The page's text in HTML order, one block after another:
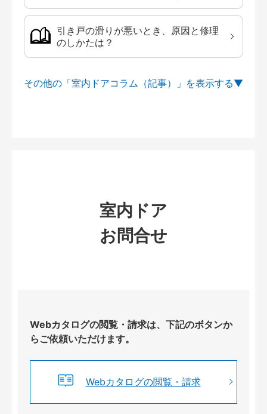
引き戸の滑りが悪いとき、原因と修理
のしかたは？
その他の「室内ドアコラム（記事）」を
室内ドア
お問合せ
Webカタログの閲覧・請求は、下記のボタンか
らご依頼いただけます。
Webカタログの閲覧・請求